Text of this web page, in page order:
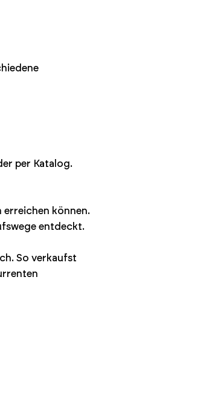
per Katalog.
erreichen können.
entdeckt.
So verkaufst